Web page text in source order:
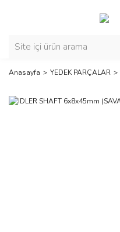
Anasayfa YEDEK PARÇALAR